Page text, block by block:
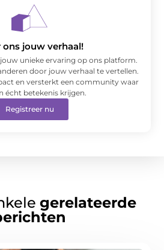
ons jouw verhaal!
unieke ervaring op ons platform.
door jouw verhaal te vertellen.
en versterkt een community waar
écht betekenis krijgen.
Registreer nu
gerelateerde